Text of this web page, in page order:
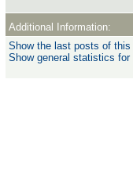
Additional Information:
Show the last posts of this
Show general statistics for